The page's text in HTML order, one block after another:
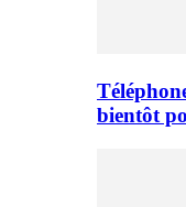
bientôt